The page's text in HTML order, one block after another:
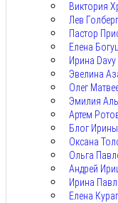
Виктория
Лев Голберг
Пастор
Елена
Ирина Davy
Эвелина
Олег
Эмилия
Артем
Блог
Оксана
Ольга
Андрей
Ирина
Елена